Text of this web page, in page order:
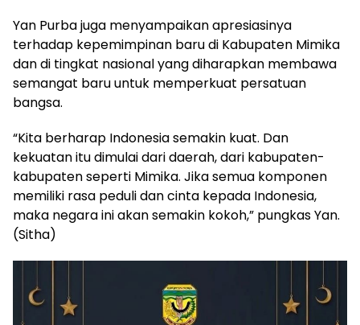
Yan Purba juga menyampaikan apresiasinya
terhadap kepemimpinan baru di Kabupaten Mimika
dan di tingkat nasional yang diharapkan membawa
semangat baru untuk memperkuat persatuan
bangsa.
“Kita berharap Indonesia semakin kuat. Dan
kekuatan itu dimulai dari daerah, dari kabupaten-
kabupaten seperti Mimika. Jika semua komponen
memiliki rasa peduli dan cinta kepada Indonesia,
maka negara ini akan semakin kokoh,” pungkas Yan.
(Sitha)